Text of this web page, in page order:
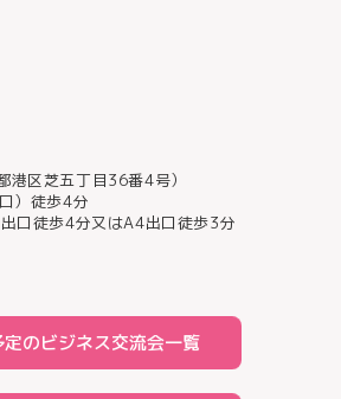
港区芝五丁目36番4号）
）徒歩4分
口徒歩4分又はA4出口徒歩3分
定のビジネス交流会一覧